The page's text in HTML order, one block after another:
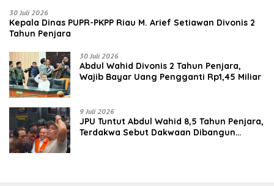
30 Juli 2026
Kepala Dinas PUPR-PKPP Riau M. Arief Setiawan Divonis 2
Tahun Penjara
30 Juli 2026
‎‎Abdul Wahid Divonis 2 Tahun Penjara,
Wajib Bayar Uang Pengganti Rp1,45 Miliar
9 Juli 2026
JPU Tuntut Abdul Wahid 8,5 Tahun Penjara,
Terdakwa Sebut Dakwaan Dibangun